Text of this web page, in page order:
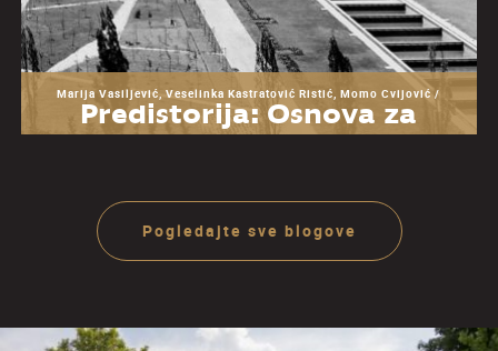
Marija Vasiljević, Veselinka Kastratović Ristić, Momo Cvijović /
Predistorija: Osnova za
Pogledajte sve blogove